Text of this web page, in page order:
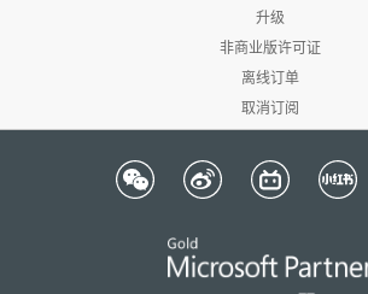
升级
非商业版许可证
离线订单
取消订阅